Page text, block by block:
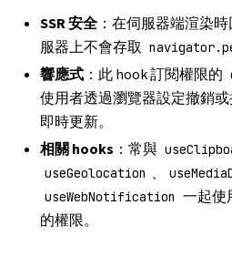
SSR 安全 ：在伺服器端渲染
服器上不會存取
響應式 ：此 hook 訂閱權限的
使用者透過瀏覽器設定撤銷
即時更新。
相關 hooks ：常與
useGeolocation 、
useWebNotification 一起使
的權限。